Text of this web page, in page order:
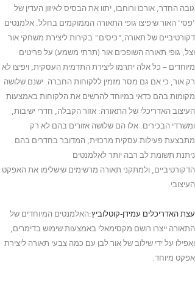
גובה החדר, אורכו ורוחבו, יתוו את הבסיס לאיזון העדין של
'פסי' האור שיפיצו גופי התאורה הממוקמים בחלל. אלמנטים
דקורטיביים של תאורה,"כיסים" בקירות ליצירת משחקי אור
וצל, גופי תאורה השופכים אור (תרתי משמע) על פריטים
מיוחדים – כל אלה יתרמו ליצירת התדמית העסקית, ויפיצו לא
רק אור, כי אם גם מסר מזמין ללקוחות החברה. ישנם שלושה
מקומות בהם כדאי במיוחד להרשים את הלקוחות באמצעות
העיצוב האדריכלי של התאורה: אזור הקבלה, חדרי ישיבות,
ומשרדי הבכירים.אלו הם שלושה אזורים בהם לא רק
מתבצעת פעילות עסקית מרכזית; המדובר בחדרים בהם
ניתנת תשומת לב רבה יותר לאלמנטים
הדקורטיביים, ולמתקני תאורה מרשימים שישלימו את האפקט
העיצובי.
עצת האדריכלים עמידן-קוטלוביץ:האלמנטים המיוחדים של
התאורה ייצרו רושם מקסימאלי באמצעות שימוש בדימרים,
ואפילו על ידי שילוב של אור לבן עם כמה צבעי תאורה ליצירת
אפקט מיוחד.